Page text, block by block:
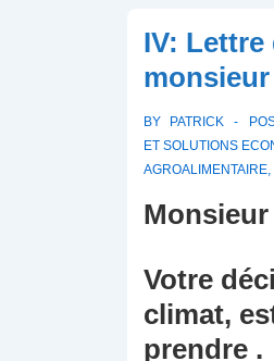
IV: Lettre
BY PATRICK
ET SOLUTIONS
AGROALIMENTAIRE,
Votre
climat,
prendre .